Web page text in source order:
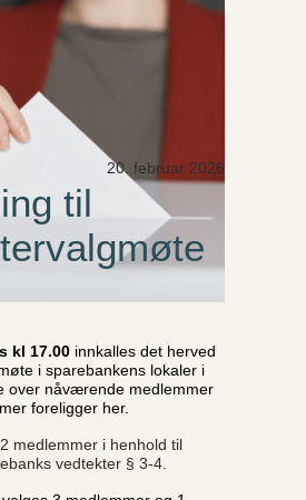
til
20. februar 2026
kl 17.00 innkalles det herved
i sparebankens lokaler i
over nåværende medlemmer
foreligger her.
medlemmer i henhold til
vedtekter § 3-4.